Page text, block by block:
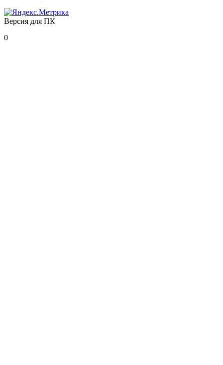
Версия для ПК
0